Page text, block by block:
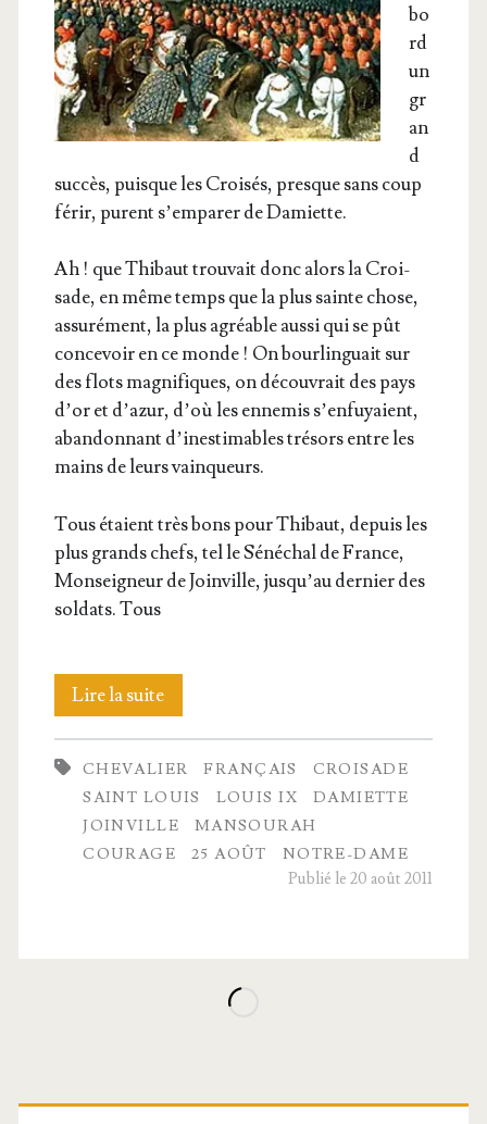
bo
rd
un
gr
an
d
suc­cès, puisque les Croi­sés, presque sans coup
férir, purent s’emparer de Damiette.
Ah ! que Thi­baut trou­vait donc alors la Croi­
sade, en même temps que la plus sainte chose,
assu­ré­ment, la plus agréable aus­si qui se pût
conce­voir en ce monde ! On bour­lin­guait sur
des flots magni­fiques, on décou­vrait des pays
d’or et d’a­zur, d’où les enne­mis s’en­fuyaient,
aban­don­nant d’i­nes­ti­mables tré­sors entre les
mains de leurs vainqueurs.
Tous étaient très bons pour Thi­baut, depuis les
plus grands chefs, tel le Séné­chal de France,
Mon­sei­gneur de Join­ville, jus­qu’au der­nier des
sol­dats. Tous
Lire la suiteLa
Vierge
sarrasine
CHEVALIER FRANÇAIS
CROISADE
SAINT LOUIS
LOUIS IX
DAMIETTE
JOINVILLE
MANSOURAH
COURAGE
25 AOÛT
NOTRE-DAME
Publié le 20 août 2011
Barre